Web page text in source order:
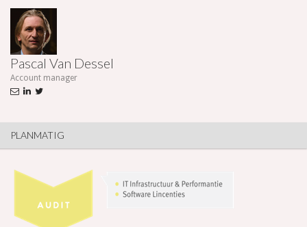
Pascal Van Dessel
Account manager
PLANMATIG